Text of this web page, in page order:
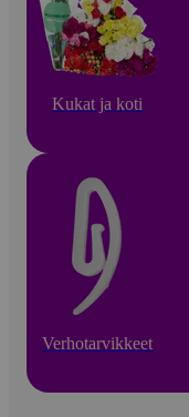
Kukat ja koti
Verhotarvikkeet